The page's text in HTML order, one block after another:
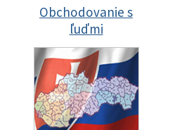
Obchodovanie s
ľuďmi